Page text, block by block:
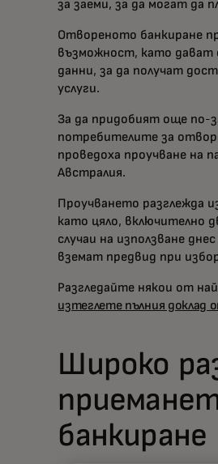
за заеми, за да могат да
Отвореното банкиране
възможност, като дават
данни, за да получат
услуги.
За да придобият още по-
потребителите за
проведоха проучване на
Австралия.
Проучването разглежда
като цяло, включително
случаи на използване
вземат предвид при
Разгледайте някои от
изтеглете пълния доклад
Широко
банкиране